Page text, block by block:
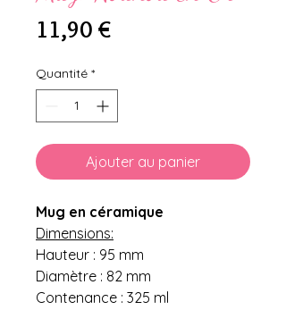
11,90 €Prix
Quantité *
Ajouter au panier
Mug en céramique
Dimensions:
Hauteur : 95 mm
Diamètre : 82 mm
Contenance : 325 ml